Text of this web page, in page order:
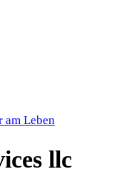
am Leben
llc